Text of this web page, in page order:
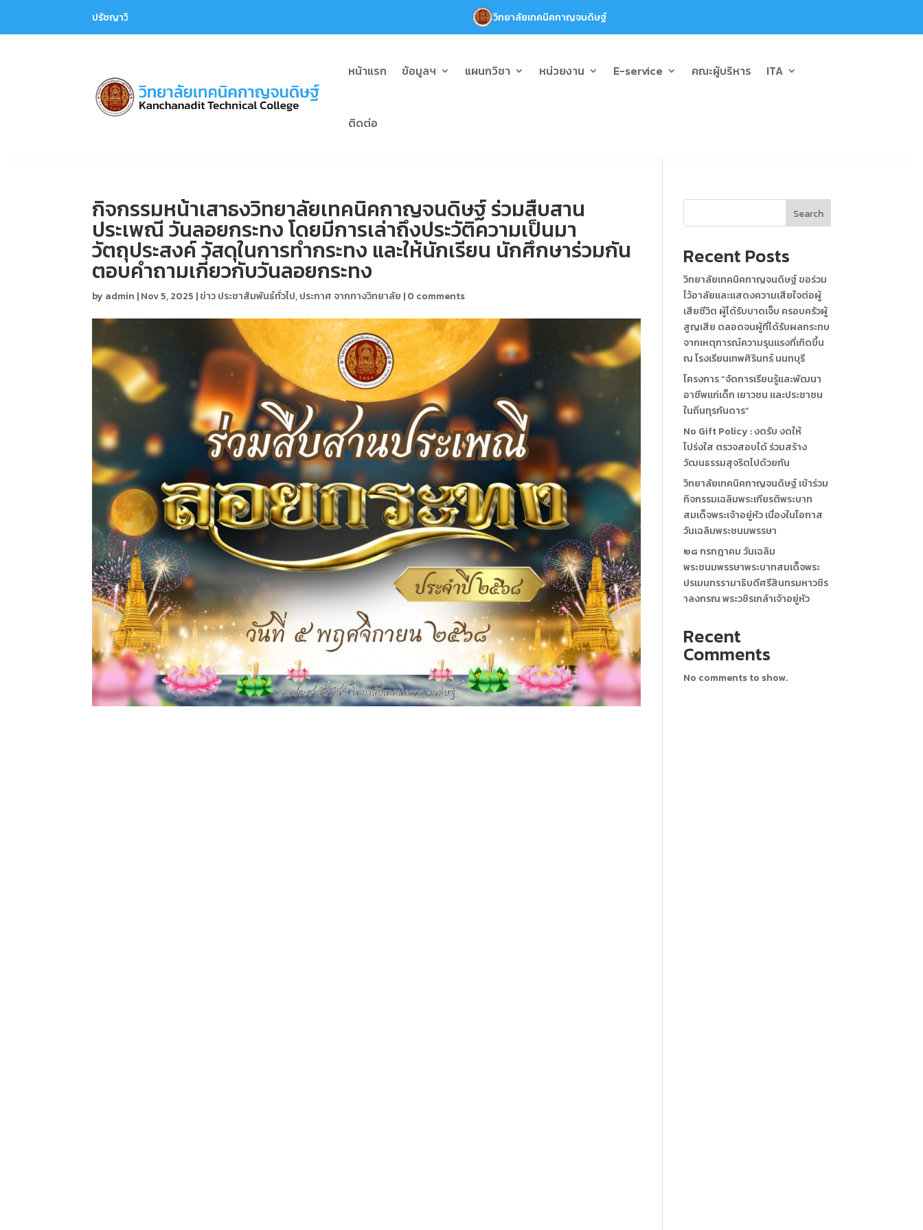
ปรัชญาวิทยาลัย : เพียรสร้างจิตสำนึก มุ่งฝึกทักษะ (มั่น) ละอบายมุข เอื้อสุขอวยสังคม วิทยาลัยเทคนิคกาญจนดิษฐ์
หน้าแรก ข้อมูลฯ แผนกวิชา หน่วยงาน E-service คณะผู้บริหาร ITA
ติดต่อ
กิจกรรมหน้าเสาธงวิทยาลัยเทคนิคกาญจนดิษฐ์ ร่วมสืบสาน
ประเพณี วันลอยกระทง โดยมีการเล่าถึงประวัติความเป็นมา
วัตถุประสงค์ วัสดุในการทำกระทง และให้นักเรียน นักศึกษาร่วมกัน
ตอบคำถามเกี่ยวกับวันลอยกระทง
by admin |Nov 5, 2025 |ข่าว ประชาสัมพันธ์ทั่วไป,ประกาศ จากทางวิทยาลัย |0 comments
Search
Recent Posts
วิทยาลัยเทคนิคกาญจนดิษฐ์ ขอร่วม
ไว้อาลัยและแสดงความเสียใจต่อผู้
เสียชีวิต ผู้ได้รับบาดเจ็บ ครอบครัวผู้
สูญเสีย ตลอดจนผู้ที่ได้รับผลกระทบ
จากเหตุการณ์ความรุนแรงที่เกิดขึ้น
ณ โรงเรียนเทพศิรินทร์ นนทบุรี
โครงการ “จัดการเรียนรู้และพัฒนา
อาชีพแก่เด็ก เยาวชน และประชาชน
ในถิ่นทุรกันดาร”
No Gift Policy : งดรับ งดให้
โปร่งใส ตรวจสอบได้ ร่วมสร้าง
วัฒนธรรมสุจริตไปด้วยกัน
วิทยาลัยเทคนิคกาญจนดิษฐ์ เข้าร่วม
กิจกรรมเฉลิมพระเกียรติพระบาท
สมเด็จพระเจ้าอยู่หัว เนื่องในโอกาส
วันเฉลิมพระชนมพรรษา
๒๘ กรกฎาคม วันเฉลิม
พระชนมพรรษาพระบาทสมเด็จพระ
ปรเมนทรรามาธิบดีศรีสินทรมหาวชิร
าลงกรณ พระวชิรเกล้าเจ้าอยู่หัว
Recent
Comments
No comments to show.